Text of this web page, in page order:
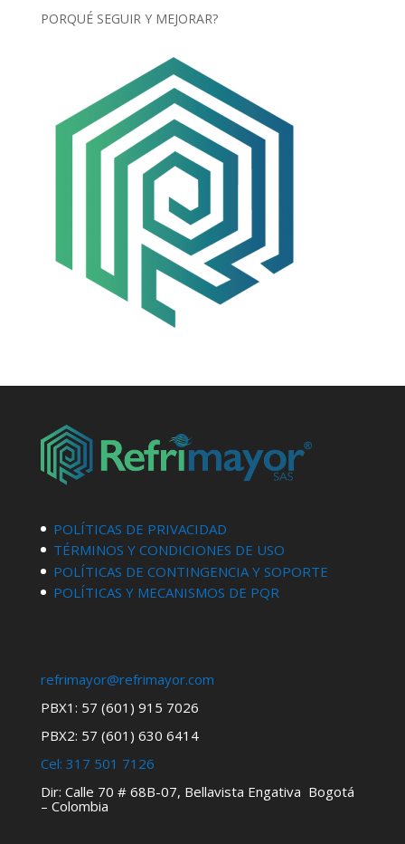
PORQUÉ SEGUIR Y MEJORAR?
POLÍTICAS DE PRIVACIDAD
TÉRMINOS Y CONDICIONES DE USO
POLÍTICAS DE CONTINGENCIA Y SOPORTE
POLÍTICAS Y MECANISMOS DE PQR
refrimayor@refrimayor.com
PBX1: 57 (601) 915 7026
PBX2: 57 (601) 630 6414
Cel: 317 501 7126
Dir: Calle 70 # 68B-07, Bellavista Engativa Bogotá
– Colombia